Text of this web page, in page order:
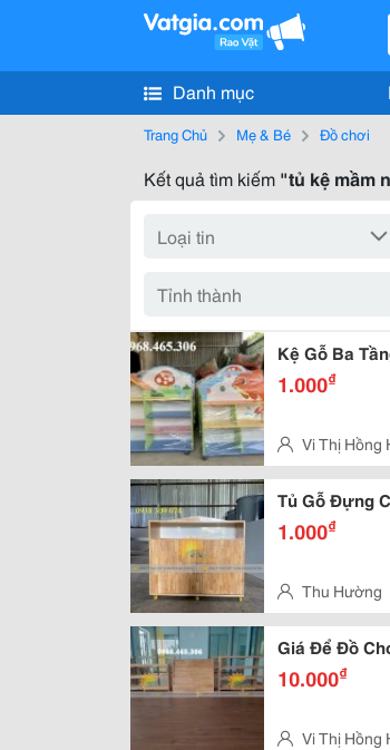
Danh mục
Trang Chủ Mẹ & Bé Đồ chơi
Kết quả tìm kiếm "tủ kệ mầm
Kệ Gỗ Ba
1.000₫
Vi Thị Hồng
Tủ Gỗ Đựng
1.000₫
Thu Hường
Hóc Môn,
Giá Để Đồ
10.000₫
Vi Thị Hồng